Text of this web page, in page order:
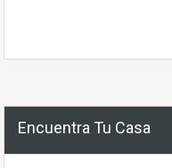
Encuentra Tu Casa